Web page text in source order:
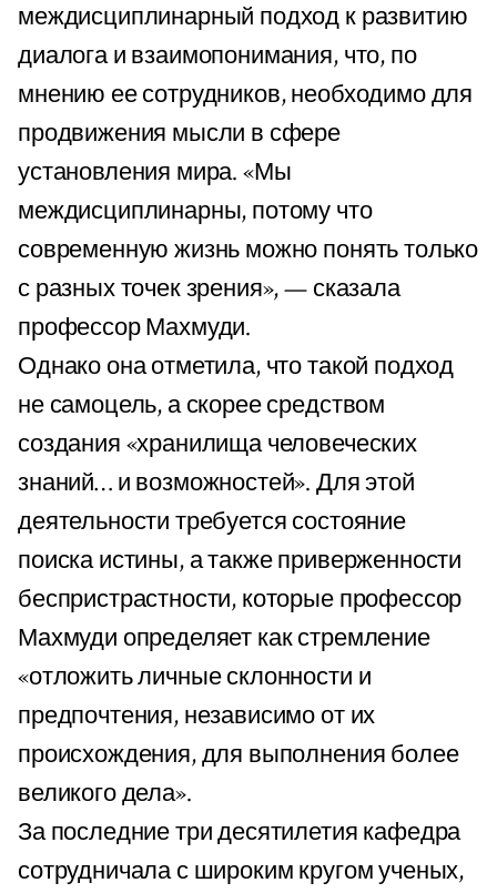
междисциплинарный подход к развитию
диалога и взаимопонимания, что, по
мнению ее сотрудников, необходимо для
продвижения мысли в сфере
установления мира. «Мы
междисциплинарны, потому что
современную жизнь можно понять только
с разных точек зрения», — сказала
профессор Махмуди.
Однако она отметила, что такой подход
не самоцель, а скорее средством
создания «хранилища человеческих
знаний… и возможностей». Для этой
деятельности требуется состояние
поиска истины, а также приверженности
беспристрастности, которые профессор
Махмуди определяет как стремление
«отложить личные склонности и
предпочтения, независимо от их
происхождения, для выполнения более
великого дела».
За последние три десятилетия кафедра
сотрудничала с широким кругом ученых,